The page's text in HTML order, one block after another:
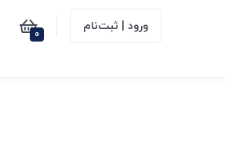
ورود | ثبت‌نام 0